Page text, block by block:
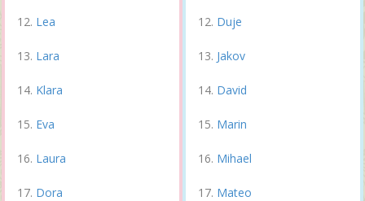
Lea
Lara
Klara
Eva
Laura
Dora
Duje
Jakov
David
Marin
Mihael
Mateo